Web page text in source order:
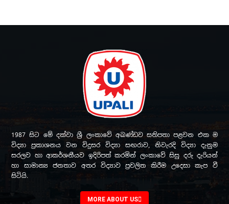
1987 සිට මේ දක්වා ශ්‍රී ලංකාවේ අඛණ්ඩව සතිපතා පළවන එක ම
විද්‍යා ප්‍රකාශනය වන විදුසර විද්‍යා සඟරාව, නිවැරදි විද්‍යා දැනුම
සරලව හා ආකර්ශනීයව ඉදිරිපත් කරමින් ලංකාවේ සිසු දරු දැරියන්
හා සාමාන්‍ය ජනතාව අතර විද්‍යාව ප්‍රචලිත කිරීම උදෙසා කැප වී
සිටියි.
MORE ABOUT US